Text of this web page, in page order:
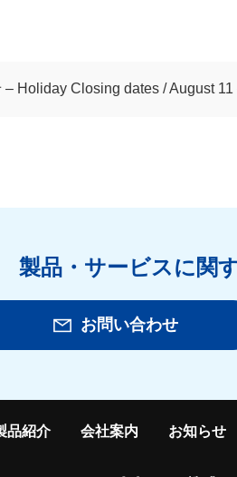
Holiday Closing dates / August 11
製品・サービスに関
お問い合わせ
品紹介 会社案内 お知らせ